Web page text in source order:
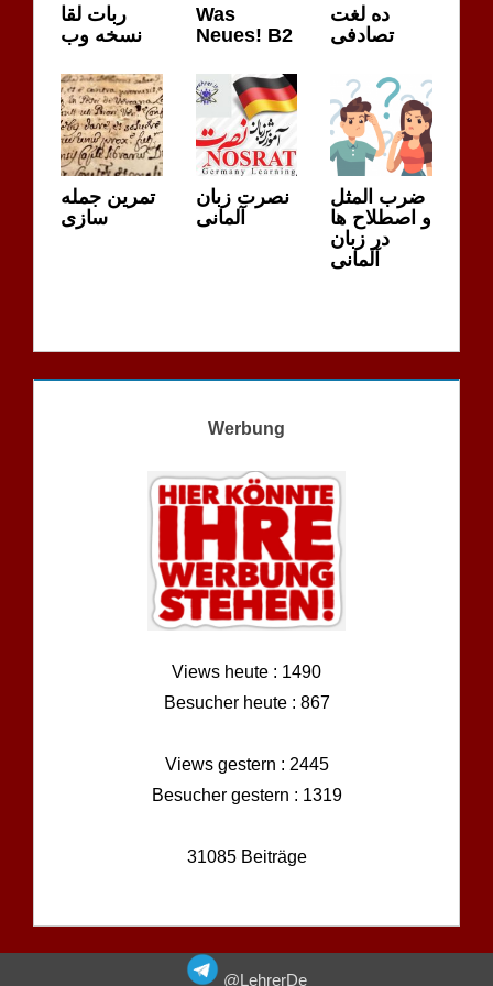
ربات لقا
نسخه وب
Was
Neues! B2
ده لغت
تصادفی
تمرین جمله
سازی
نصرت زبان
آلمانی
ضرب المثل
و اصطلاح ها
در زبان
آلمانی
Werbung
Views heute : 1490
Besucher heute : 867
Views gestern : 2445
Besucher gestern : 1319
31085 Beiträge
@LehrerDe